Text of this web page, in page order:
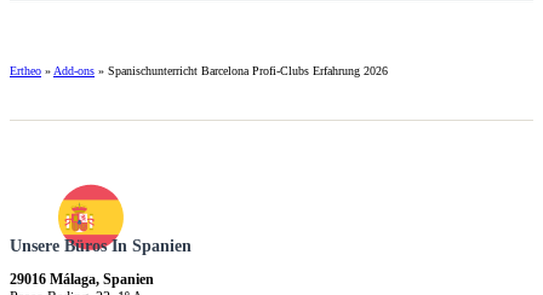
Ertheo » Add-ons » Spanischunterricht Barcelona Profi-Clubs Erfahrung 2026
Unsere Büros In Spanien
29016 Málaga, Spanien